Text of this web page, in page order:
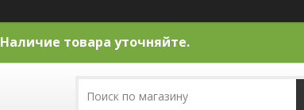
Наличие товара уточняйте.